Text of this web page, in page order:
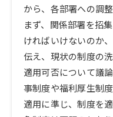
から、各部署への調
まず、関係部署を招
ければいけないのか
伝え、現状の制度の
適用可否について議
事制度や福利厚生制
適用に準じ、制度を